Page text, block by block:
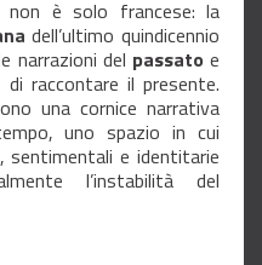
è solo francese: la
dell’ultimo quindicennio
narrazioni del passatoe
raccontare il presente.
una cornice narrativa
uno spazio in cui
e identitarie
l’instabilità del